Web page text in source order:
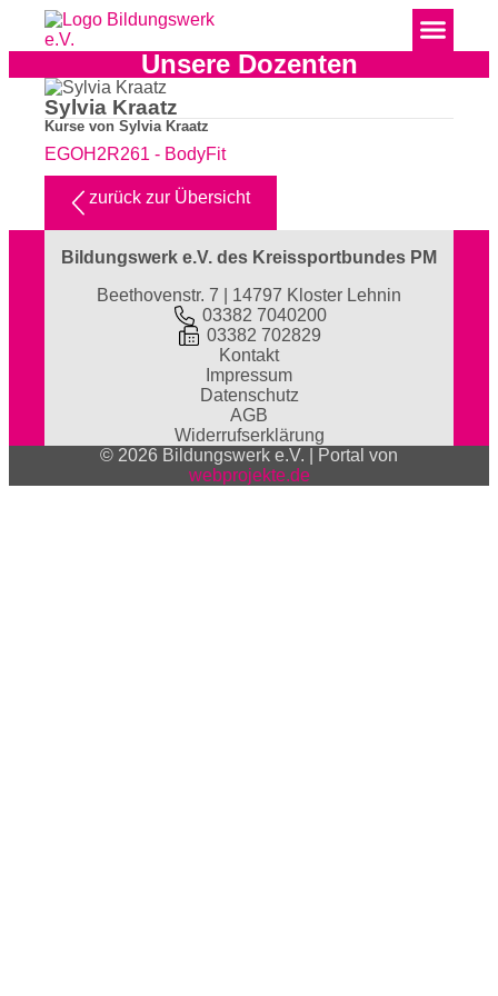
Unsere Dozenten
Sylvia Kraatz
Kurse von Sylvia Kraatz
EGOH2R261 - BodyFit
zurück zur Übersicht
Bildungswerk e.V. des Kreissportbundes PM
Beethovenstr. 7 | 14797 Kloster Lehnin
03382 7040200
03382 702829
Kontakt
Impressum
Datenschutz
AGB
Widerrufserklärung
© 2026 Bildungswerk e.V. | Portal von
webprojekte.de